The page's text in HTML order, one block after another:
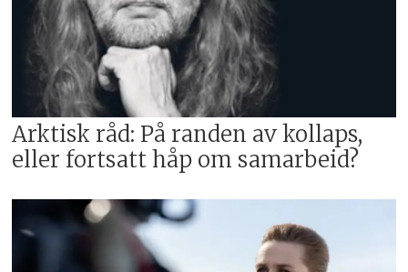
Arktisk råd: På randen av kollaps,
eller fortsatt håp om samarbeid?